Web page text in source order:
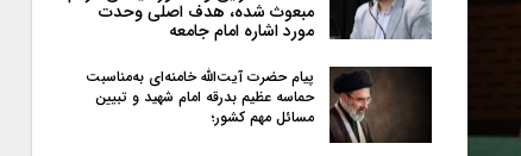
مبعوث شده، هدف اصلی وحدت
مورد اشاره امام جامعه
پیام حضرت آیت‌الله خامنه‌ای به‌مناسبت
حماسه عظیم بدرقه امام شهید و تبیین
مسائل مهم کشور؛